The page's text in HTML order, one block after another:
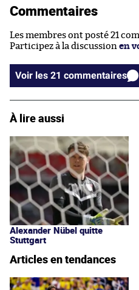
Commentaires
Les membres ont posté 21
Participez à la discussion en
Voir les 21 commentaires
À lire aussi
Alexander Nübel quitte
Stuttgart
Articles en tendances